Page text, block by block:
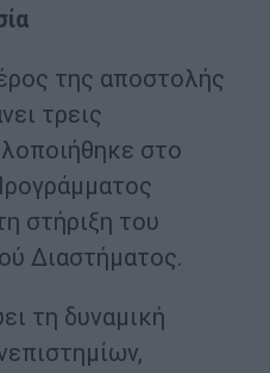
της αποστολής
τρεις
στο
στήριξη του
Διαστήματος.
τη δυναμική